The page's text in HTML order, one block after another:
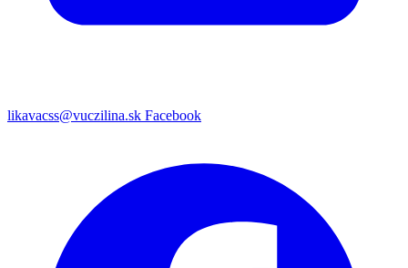
likavacss@vuczilina.sk Facebook